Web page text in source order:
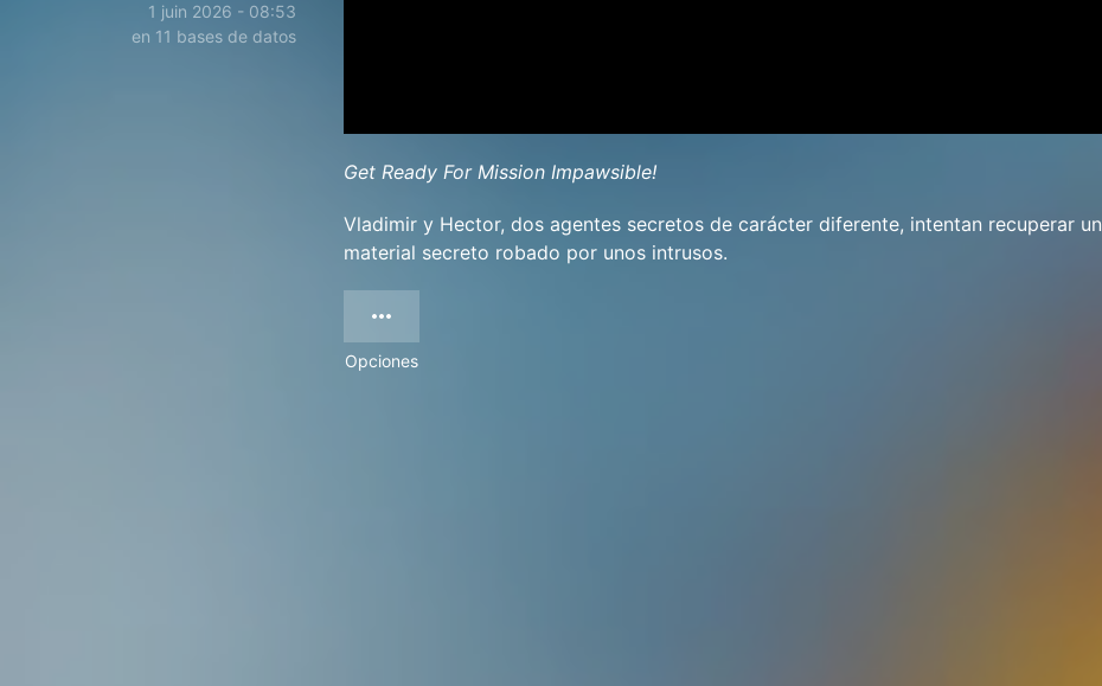
1 juin 2026 - 08:53
en 11 bases de datos
Get Ready For Mission Impawsible!
Vladimir y Hector, dos agentes secretos de carácter diferente, intentan recuperar un
material secreto robado por unos intrusos.
Opciones